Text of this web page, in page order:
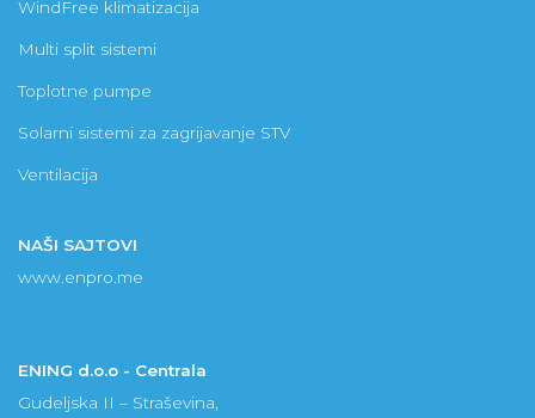
WindFree klimatizacija
Multi split sistemi
Toplotne pumpe
Solarni sistemi za zagrijavanje STV
Ventilacija
NAŠI SAJTOVI
www.enpro.me
ENING d.o.o - Centrala
Gudeljska II – Straševina,